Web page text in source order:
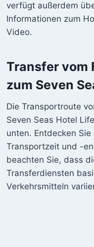
verfügt außerdem
Informationen zum
Video.
Transfer vom
zum Seven
Die Transportroute
Seven Seas Hotel
unten. Entdecken
Transportzeit und -
beachten Sie, dass
Transferdiensten
Verkehrsmitteln